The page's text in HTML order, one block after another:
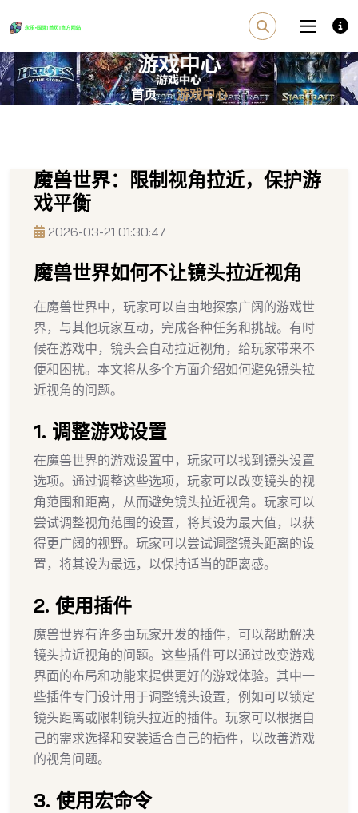
游戏中心
首页 游戏中心
魔兽世界：限制视角拉近，保护游
戏平衡
2026-03-21 01:30:47
魔兽世界如何不让镜头拉近视角
在魔兽世界中，玩家可以自由地探索广阔的游戏世
界，与其他玩家互动，完成各种任务和挑战。有时
候在游戏中，镜头会自动拉近视角，给玩家带来不
便和困扰。本文将从多个方面介绍如何避免镜头拉
近视角的问题。
1. 调整游戏设置
在魔兽世界的游戏设置中，玩家可以找到镜头设置
选项。通过调整这些选项，玩家可以改变镜头的视
角范围和距离，从而避免镜头拉近视角。玩家可以
尝试调整视角范围的设置，将其设为最大值，以获
得更广阔的视野。玩家可以尝试调整镜头距离的设
置，将其设为最远，以保持适当的距离感。
2. 使用插件
魔兽世界有许多由玩家开发的插件，可以帮助解决
镜头拉近视角的问题。这些插件可以通过改变游戏
界面的布局和功能来提供更好的游戏体验。其中一
些插件专门设计用于调整镜头设置，例如可以锁定
镜头距离或限制镜头拉近的插件。玩家可以根据自
己的需求选择和安装适合自己的插件，以改善游戏
的视角问题。
3. 使用宏命令